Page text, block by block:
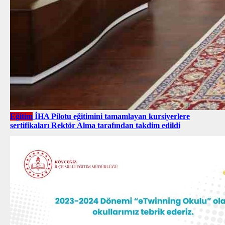
Eğitim İHA Pilotu eğitimini tamamlayan kursiyerlere
sertifikaları Rektör Alma tarafından takdim edildi